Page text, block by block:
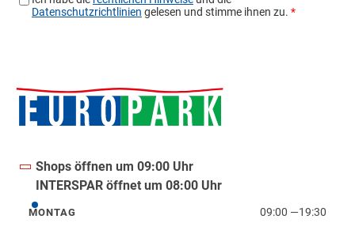
Shops öffnen um 09:00 Uhr
INTERSPAR öffnet um 08:00 Uhr
Montag
MONTAG 09:00 —19:30